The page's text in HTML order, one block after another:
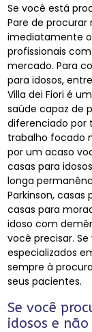
Se você está
Pare de procurar
imediatamente
profissionais
mercado. Para
para idosos,
Villa dei Fiori é
saúde capaz de
diferenciado por
trabalho focado
por um acaso
casas para
longa
Parkinson,
casas para
idoso com
você precisar.
especializados
sempre à
seus pacientes.
Se você
idosos e